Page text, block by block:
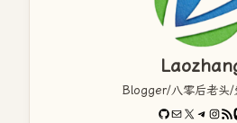
Blogger/八零后老头/
GitHub
电子邮件X RSS